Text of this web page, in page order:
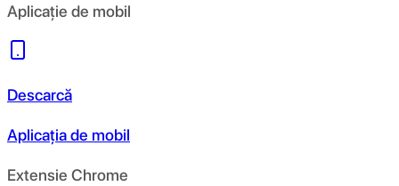
Aplicație de mobil
Descarcă
Aplicația de mobil
Extensie Chrome